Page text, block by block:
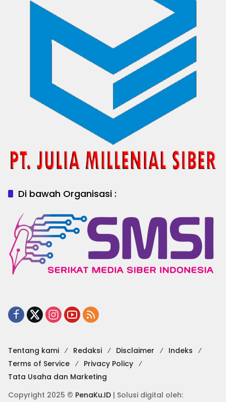
Di bawah Organisasi :
Tentang kami Redaksi Disclaimer
Indeks
Terms of Service
Privacy Policy
Tata Usaha dan Marketing
Copyright 2025 © PenaKu.ID | Solusi digital oleh: